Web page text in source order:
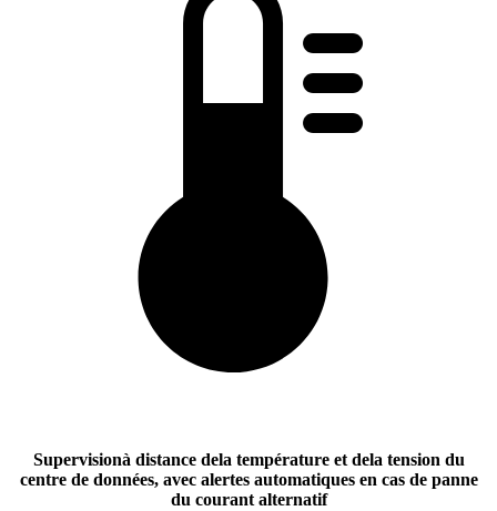
Supervisionà distance dela température et dela tension du
centre de données, avec alertes automatiques en cas de panne
du courant alternatif